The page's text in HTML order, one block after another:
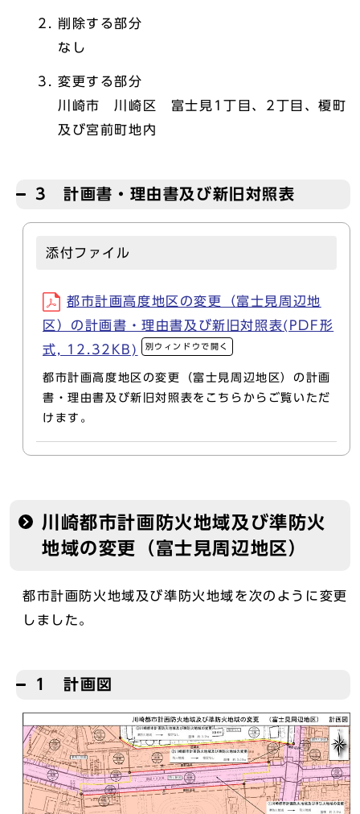
削除する部分
なし
変更する部分
川崎市 川崎区 富士見1丁目、2丁目、榎町
及び宮前町地内
3 計画書・理由書及び新旧対照表
添付ファイル
都市計画高度地区の変更（富士見周辺地
区）の計画書・理由書及び新旧対照表(PDF形
式, 12.32KB)
別ウィンドウで開く
都市計画高度地区の変更（富士見周辺地区）の計画
書・理由書及び新旧対照表をこちらからご覧いただ
けます。
川崎都市計画防火地域及び準防火
地域の変更（富士見周辺地区）
都市計画防火地域及び準防火地域を次のように変更
しました。
1 計画図